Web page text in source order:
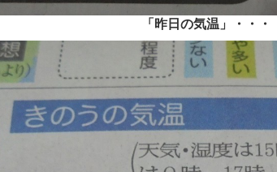
「昨日の気温」・・・